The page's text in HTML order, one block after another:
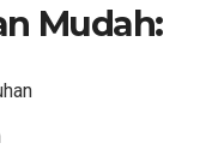
Mudah: